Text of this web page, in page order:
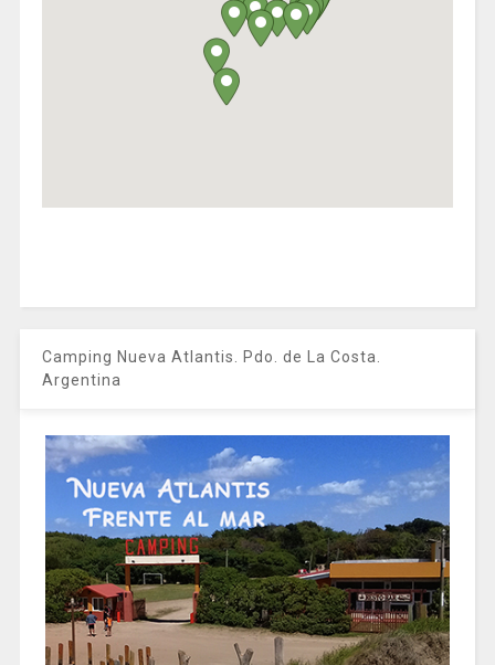
Camping Nueva Atlantis. Pdo. de La Costa.
Argentina